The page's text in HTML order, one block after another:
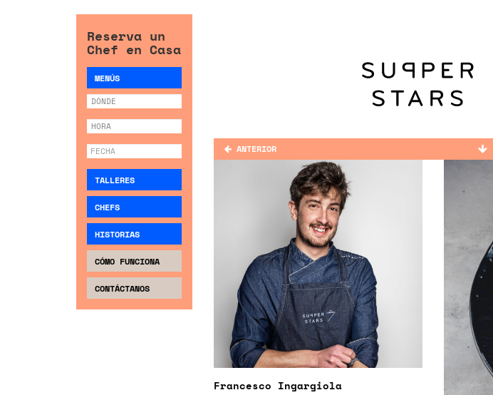
Reserva un
Chef en Casa
MENÚS
TALLERES
CHEFS
HISTORIAS
CÓMO FUNCIONA
CONTÁCTANOS
ANTERIOR
Francesco Ingargiola